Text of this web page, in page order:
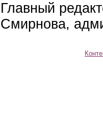
Главный
Смирнова,